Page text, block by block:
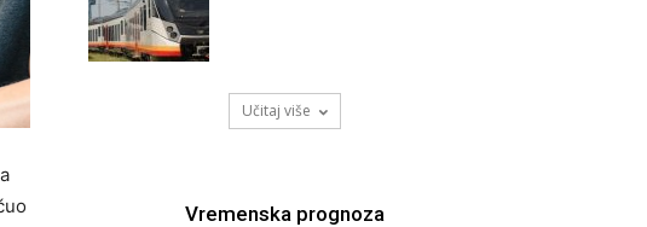
Učitaj više
Vremenska prognoza